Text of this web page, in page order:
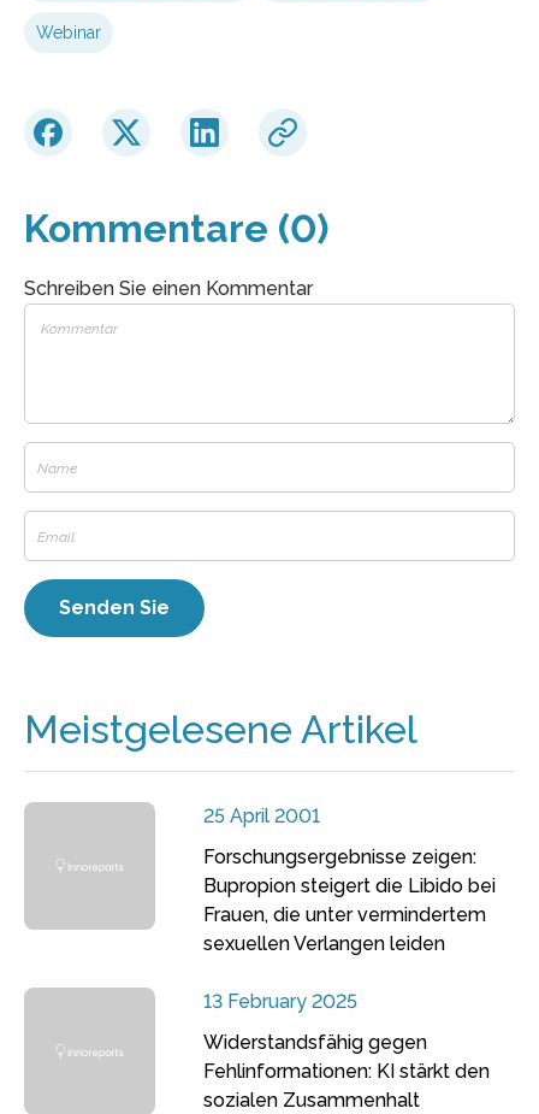
Webinar
Kommentare (0)
Schreiben Sie einen Kommentar
Meistgelesene Artikel
25 April 2001
Forschungsergebnisse zeigen:
Bupropion steigert die Libido bei
Frauen, die unter vermindertem
sexuellen Verlangen leiden
13 February 2025
Widerstandsfähig gegen
Fehlinformationen: KI stärkt den
sozialen Zusammenhalt